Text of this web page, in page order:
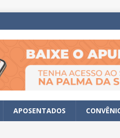
APOSENTADOS